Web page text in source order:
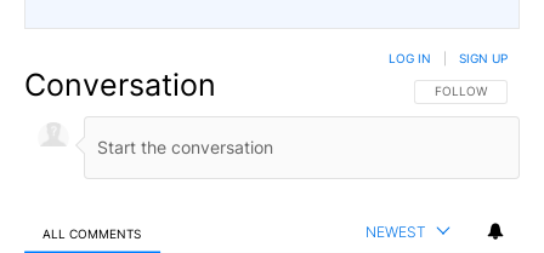
Conversation FOLLOW THIS
FOLLOW
LOG IN SIGN UP
ALL COMMENTS NEWEST